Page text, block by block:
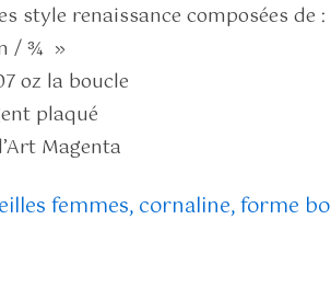
style renaissance composées
/ ¾ »
oz la boucle
plaqué
Magenta